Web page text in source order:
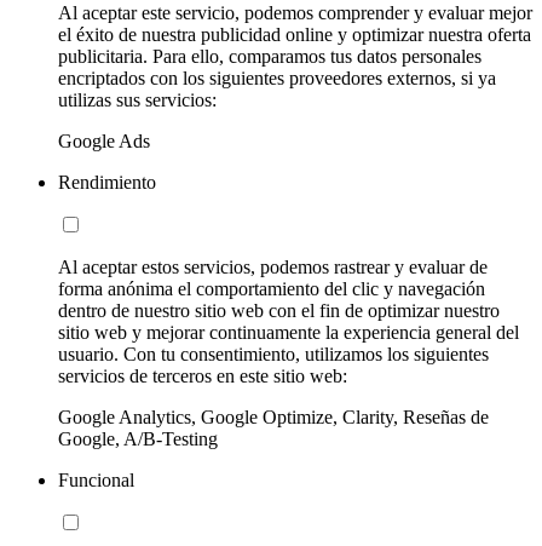
Al aceptar este servicio, podemos comprender y evaluar mejor
el éxito de nuestra publicidad online y optimizar nuestra oferta
publicitaria. Para ello, comparamos tus datos personales
encriptados con los siguientes proveedores externos, si ya
utilizas sus servicios:
Google Ads
Rendimiento
Al aceptar estos servicios, podemos rastrear y evaluar de
forma anónima el comportamiento del clic y navegación
dentro de nuestro sitio web con el fin de optimizar nuestro
sitio web y mejorar continuamente la experiencia general del
usuario. Con tu consentimiento, utilizamos los siguientes
servicios de terceros en este sitio web:
Google Analytics, Google Optimize, Clarity, Reseñas de
Google, A/B-Testing
Funcional